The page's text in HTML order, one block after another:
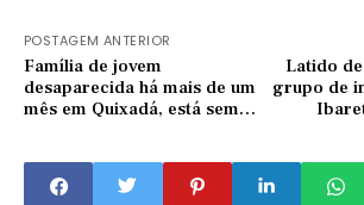
POSTAGEM ANTERIOR
Família de jovem
desaparecida há mais de um
mês em Quixadá, está sem
Latido
grupo de